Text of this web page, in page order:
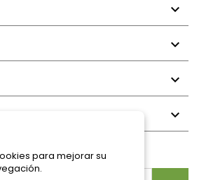




para mejorar su
BOLETÍN